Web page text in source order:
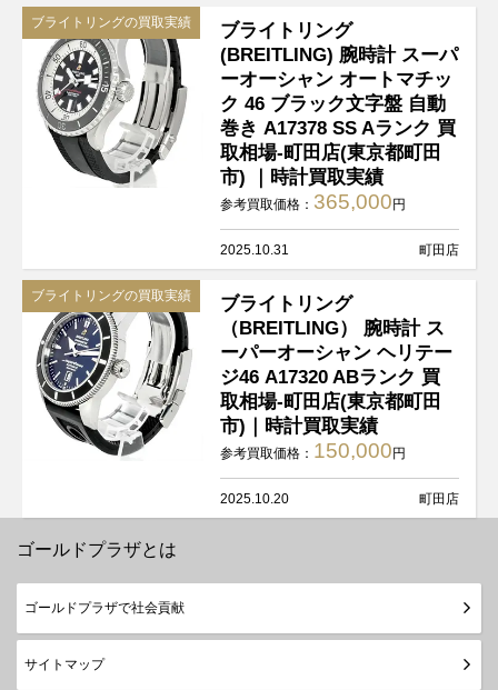
ブライトリングの買取実績
ブライトリング
(BREITLING) 腕時計 スーパ
ーオーシャン オートマチッ
ク 46 ブラック文字盤 自動
巻き A17378 SS Aランク 買
取相場-町田店(東京都町田
市) ｜時計買取実績
参考買取価格： 365,000 円
2025.10.31 町田店
ブライトリングの買取実績
ブライトリング
（BREITLING） 腕時計 ス
ーパーオーシャン ヘリテー
ジ46 A17320 ABランク 買
取相場-町田店(東京都町田
市)｜時計買取実績
参考買取価格： 150,000 円
2025.10.20 町田店
ゴールドプラザとは
ゴールドプラザで社会貢献
サイトマップ